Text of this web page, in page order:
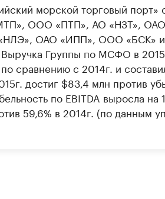
морской торговый порт»
ООО «ПТП», АО «НЗТ»,
ОАО «ИПП», ООО «БСК»
Группы по МСФО в
сравнению с 2014г. и
достиг $83,4 млн против
по EBITDA выросла на
59,6% в 2014г. (по данным